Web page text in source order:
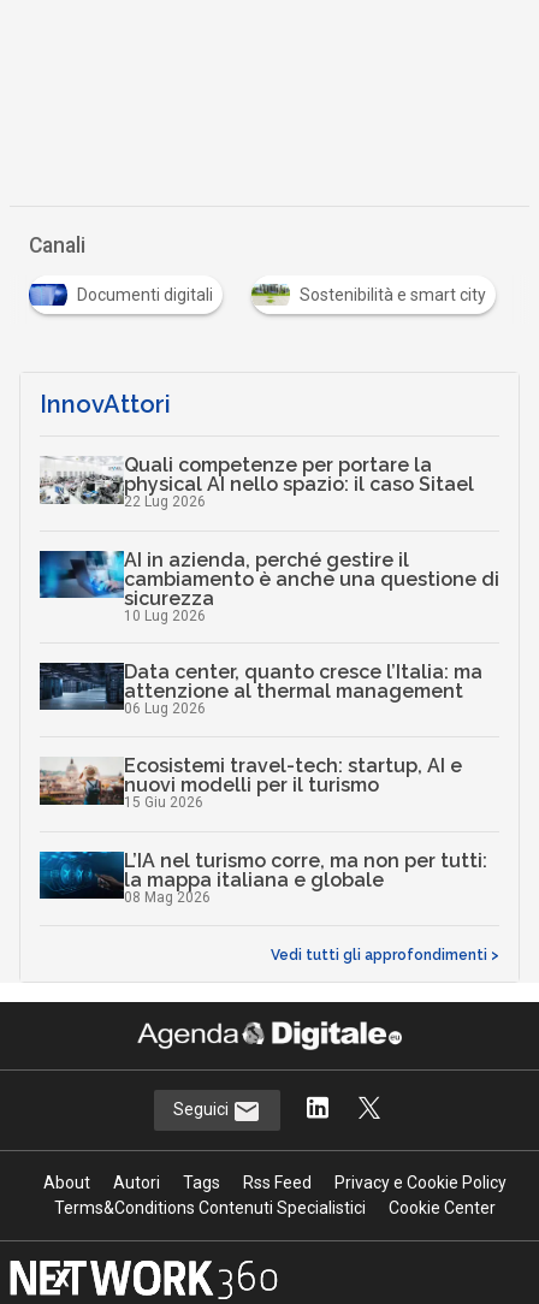
Canali
Documenti digitali Sostenibilità e smart city
InnovAttori
Quali competenze per portare la
physical AI nello spazio: il caso Sitael
22 Lug 2026
AI in azienda, perché gestire il
cambiamento è anche una questione di
sicurezza
10 Lug 2026
Data center, quanto cresce l’Italia: ma
attenzione al thermal management
06 Lug 2026
Ecosistemi travel-tech: startup, AI e
nuovi modelli per il turismo
15 Giu 2026
L’IA nel turismo corre, ma non per tutti:
la mappa italiana e globale
08 Mag 2026
Vedi tutti gli approfondimenti >
Seguici
About Autori Tags Rss Feed
Privacy e Cookie Policy
Terms&Conditions Contenuti Specialistici
Cookie Center